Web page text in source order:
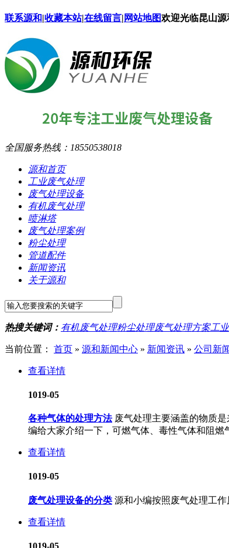
联系源和|收藏本站|在线留言| 网站地图欢迎光临昆山源
全国服务热线： 18550538018
源和首页
工业废气处理
废气处理设备
有机废气处理
喷淋塔
废气处理案例
粉尘处理
管道配件
新闻资讯
关于源和
热搜关键词： 有机废气处理粉尘处理废气处理方案工
当前位置： 首页 » 源和新闻中心 » 新闻资讯 » 公司新
查看详情
1019-05
各种气体的处理方法 废气处理主要涵盖的物质
编给大家介绍一下，可燃气体、毒性气体和阻燃
查看详情
1019-05
废气处理设备的分类 源和小编按照废气处理工
查看详情
1019-05